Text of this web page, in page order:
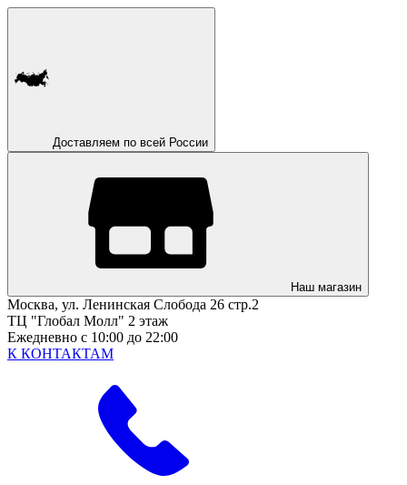
Доставляем по всей России
Наш магазин
Москва, ул. Ленинская Слобода 26 стр.2
ТЦ "Глобал Молл" 2 этаж
Ежедневно с 10:00 до 22:00
К КОНТАКТАМ